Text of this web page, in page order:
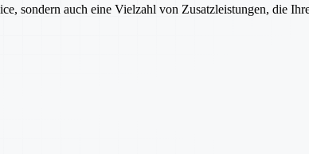
sondern auch eine Vielzahl von Zusatzleistungen, die